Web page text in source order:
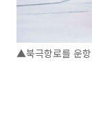
▲북극항로를 운